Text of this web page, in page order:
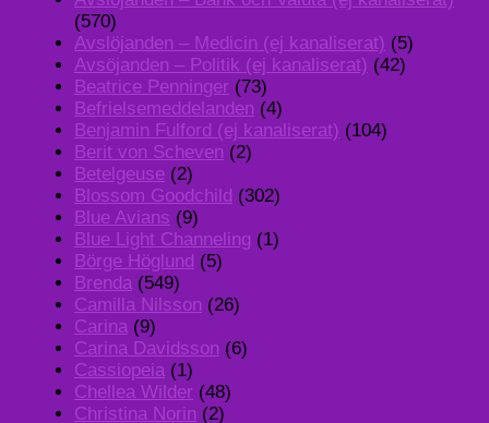
(570)
Avslöjanden – Medicin (ej kanaliserat) (5)
Avsöjanden – Politik (ej kanaliserat) (42)
Beatrice Penninger (73)
Befrielsemeddelanden (4)
Benjamin Fulford (ej kanaliserat) (104)
Berit von Scheven (2)
Betelgeuse (2)
Blossom Goodchild (302)
Blue Avians (9)
Blue Light Channeling (1)
Börge Höglund (5)
Brenda (549)
Camilla Nilsson (26)
Carina (9)
Carina Davidsson (6)
Cassiopeia (1)
Chellea Wilder (48)
Christina Norin (2)